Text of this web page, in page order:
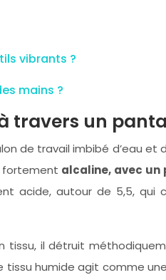
vibrants ?
mains ?
travers un
travail imbibé d’eau et
fortement alcaline, avec un
acide, autour de 5,5,
il détruit
tissu humide agit comme